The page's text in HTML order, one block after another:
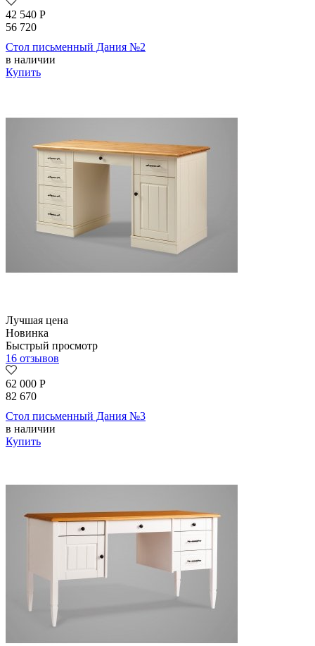
42 540 Р
56 720
Стол письменный Дания №2
в наличии
Купить
Лучшая цена
Новинка
Быстрый просмотр
16 отзывов
62 000 Р
82 670
Стол письменный Дания №3
в наличии
Купить